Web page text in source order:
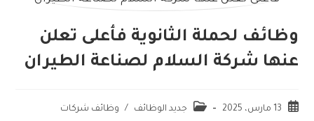
وظائف لحملة الثانوية فأعلى تعلن
عنها شركة السلام لصناعة الطيران
13 مارس، 2025 جديد الوظائف / وظائف شركات